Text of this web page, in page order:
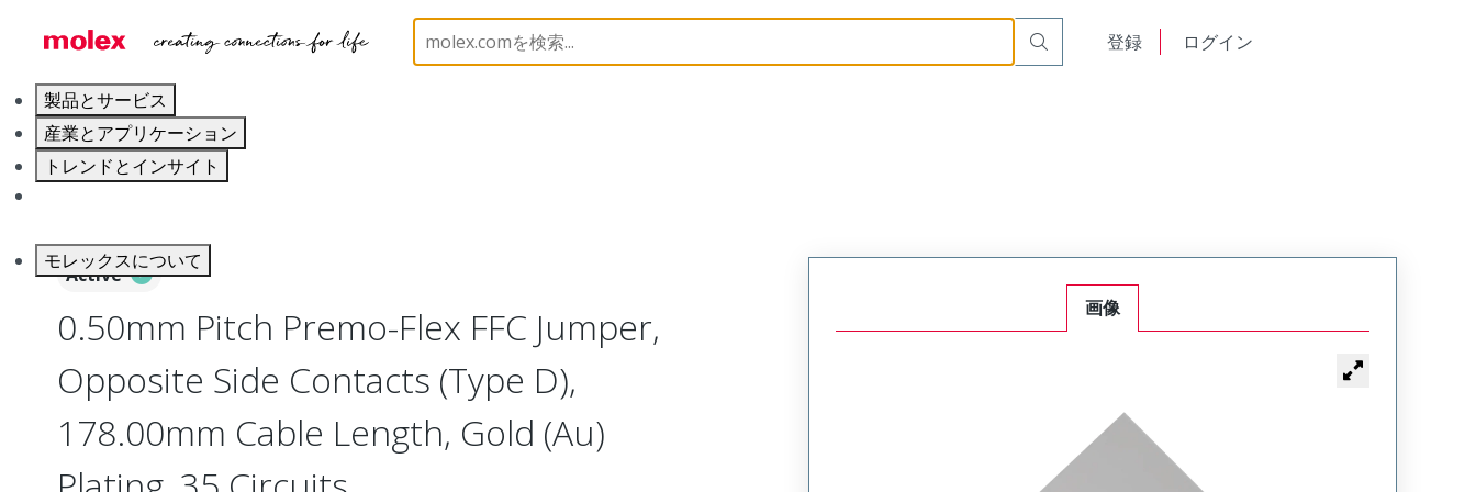
登録 ログイン
製品とサービス
産業とアプリケーション
トレンドとインサイト
モレックスについて
Flat-Flexible Cable (FFC) 15020 150201064
Active
0.50mm Pitch Premo-Flex FFC Jumper,
Opposite Side Contacts (Type D),
178.00mm Cable Length, Gold (Au)
画像